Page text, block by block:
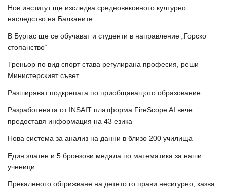
Нов институт ще изследва средновековното културно
наследство на Балканите
В Бургас ще се обучават и студенти в направление „Горско
стопанство“
Треньор по вид спорт става регулирана професия, реши
Министерският съвет
Разширяват подкрепата по приобщаващото образование
Разработената от INSAIT платформа FireScope AI вече
предоставя информация на 43 езика
Нова система за анализ на данни в близо 200 училища
Един златен и 5 бронзови медала по математика за наши
ученици
Прекаленото обгрижване на детето го прави несигурно, казва